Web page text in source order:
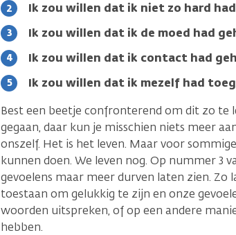
Ik zou willen dat ik niet zo hard
Ik zou willen dat ik de moed had
Ik zou willen dat ik contact had
Ik zou willen dat ik mezelf had
Best een beetje confronterend om dit zo te
gegaan, daar kun je misschien niets meer
onszelf. Het is het leven. Maar voor
kunnen doen. We leven nog. Op nummer 3
gevoelens maar meer durven laten zien.
toestaan om gelukkig te zijn en onze
woorden uitspreken, of op een andere
hebben.